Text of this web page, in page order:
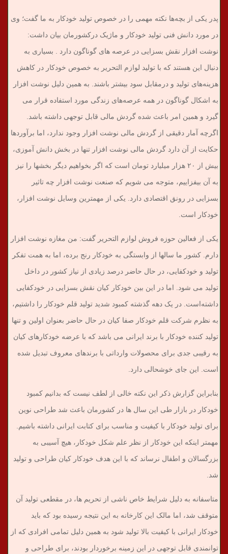
پدر یکی از بچه‌ها نکته مهمی را در خصوص تولید خودکار به ما گفت؛ وی
در مورد دانش فنی تولید خودکار و ماژیک درکشورمان بیان داشت:
نوشت افزار نقش بسزایی در عرصه های گوناگون دارد . بسیاری به
دنبال این هستند که با تولید لوازم التحریر به خصوص خودکار در کاهش
هزینه‌های تولید و درمقابل سود بیشتر باشند. به همین دلیل نوشت افزار
به اشکال گوناگون در همه عرصه‌های زندگی مورد استفاده قرار می
گیرد و همین امر باعث شده گردش مالی قابل توجهی داشته باشد.
اگرچه آمار دقیقی از گردش مالی نوشت افزار وجود ندارد، اما برآوردها
حکایت از آن دارد گردش مالی نوشت افزار تنها در بخش دانش آموزی،
بیش از ۲۰ هزار میلیارد تومان است که اگر بخواهیم دیگر بخشها را نیز
به آن بیفزاییم، متوجه می شویم که صنعت نوشت افزار چه تاثیر
بسزایی در رونق اقتصادی دارد. یکی از مهمترین وسایل نوشت افزار،
خودکار است.
یکی از فعالین حوزه فروش لوازم التحریر گفت: من مغازه نوشت افزار
دارم. کشور ما سالها از وابستگی به خودکار رنج برده، اما به همت تفکر
تولید و خودکفایی، در حال حاضر درصد زیادی از نیاز کشور در داخل
تولید می شود. اما در این بین خودکار کیان نقش بسزایی در خودکفایی
داشته‌است. در یک دهه گذشته کمبود شدید تولید قلم خودکار را داشتیم،
به نظرم شرکت قلم خودکار صفا کیان در حال حاضر بعنوان اولین و تنها
تولید کننده خودکار با برند ایرانی می باشد که با عرضه خودکارهای کیان
به رقیبی جدی برای محصولات وارداتی با برندهای معروف تبدیل شده
است. این جای خوشحالی دارد.
بنابراین گزارش ذکر این نکته خالی از لطف نیست که بدانیم کمبود
خودکار در بازار طی این سال ها در کشورمان باعث شد طراحی نوین
برای تولید خودکار با کیفیت و مناسب برای کتابت ایرانی داشته باشیم.
مهمتر اینکه این خودکار از نظر علم شکل خودکار، هیچ آسیبی به
بزرگسالان و اطفال نرساند که با این هدف خودکار کیان طراحی و تولید
شد.
متاسفانه به دلیل شرایط خاص ناشی از تحریم ها، در مقطعی تولید آن
متوقف شد، اما مالک این کارخانه به این نتیجه رسیده بود که باید
خودکار ایرانی با کیفیت بالا تولید شود به همین دلیل تمامی افرادی که از
توانمندی قابل توجهی در این زمینه برخوردار بودند، برای طراحی و